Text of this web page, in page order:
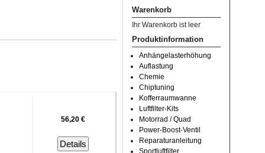
Warenkorb
Ihr Warenkorb ist leer
Produktinformation
Anhängelasterhöhung
Auflastung
Chemie
Chiptuning
Kofferraumwanne
Luftfilter-Kits
Motorrad / Quad
Power-Boost-Ventil
Reparaturanleitung
Sportluftfilter
56,20 €
Details